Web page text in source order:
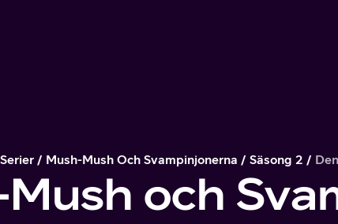
Mush-Mush Och Svampinjonerna Säsong 2
och